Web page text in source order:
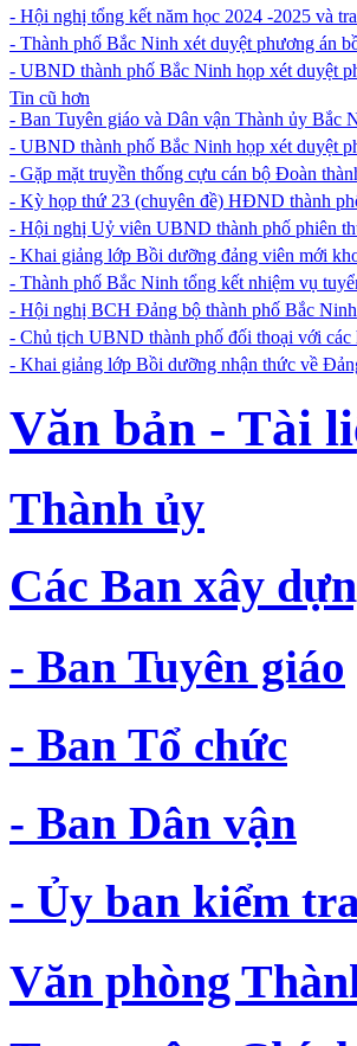
- Hội nghị tổng kết năm học 2024 -2025 và
- Thành phố Bắc Ninh xét duyệt phương án
- UBND thành phố Bắc Ninh họp xét duyệt
Tin cũ hơn
- Ban Tuyên giáo và Dân vận Thành ủy Bắc
- UBND thành phố Bắc Ninh họp xét duyệt
- Gặp mặt truyền thống cựu cán bộ Đoàn
- Kỳ họp thứ 23 (chuyên đề) HĐND thành
- Hội nghị Uỷ viên UBND thành phố phiên
- Khai giảng lớp Bồi dưỡng đảng viên mới
- Thành phố Bắc Ninh tổng kết nhiệm vụ
- Hội nghị BCH Đảng bộ thành phố Bắc Ninh
- Chủ tịch UBND thành phố đối thoại với
- Khai giảng lớp Bồi dưỡng nhận thức về
Văn bản - Tài
Thành ủy
Các Ban xây
- Ban Tuyên giáo
- Ban Tổ chức
- Ban Dân vận
- Ủy ban kiểm
Văn phòng